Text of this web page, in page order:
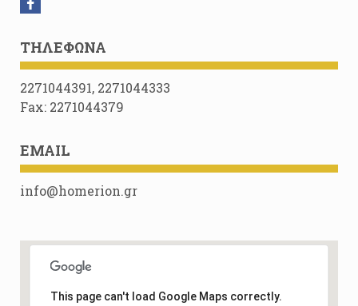
ΤΗΛΈΦΩΝΑ
2271044391, 2271044333
Fax: 2271044379
EMAIL
info@homerion.gr
This page can't load Google Maps correctly.